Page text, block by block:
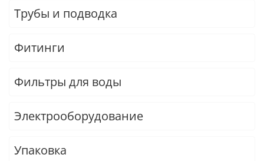
Трубы и подводка
Фитинги
Фильтры для воды
Электрооборудование
Упаковка